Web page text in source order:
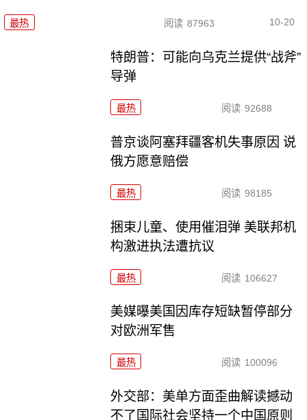
最热 阅读 87963 10-20
特朗普：可能向乌克兰提供“战斧”
导弹
最热 阅读 92688
普京谈阿塞拜疆客机失事原因 说
俄方愿意赔偿
最热 阅读 98185
捆束儿童、使用催泪弹 美联邦机
构激进执法遭抗议
最热 阅读 106627
美媒曝美国因库存短缺暂停部分
对欧洲军售
最热 阅读 100096
外交部：美单方面歪曲解读撼动
不了国际社会坚持一个中国原则